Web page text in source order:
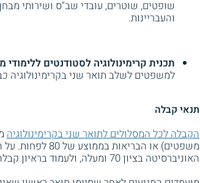
שופטים, שוטרים, עובדי שב"ס ושירותי
והעבריינות.
תכנית קרימינולוגיה לסטודנטים
למשפטים לשלב תואר שני בקרימינולוגיה
תנאי קבלה
הקבלה לכל המסלולים לתואר שני בקרימינולוגיה
משפטים) או
האוניברסיטה בציון 70 ומעלה, ולעמוד בראיון קבלה.